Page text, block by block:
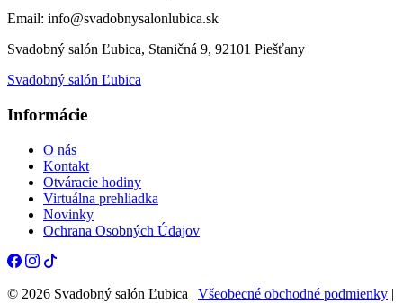
Email: info@svadobnysalonlubica.sk
Svadobný salón Ľubica, Staničná 9, 92101 Piešťany
Svadobný salón Ľubica
Informácie
O nás
Kontakt
Otváracie hodiny
Virtuálna prehliadka
Novinky
Ochrana Osobných Údajov
© 2026 Svadobný salón Ľubica | Všeobecné obchodné podmienky |